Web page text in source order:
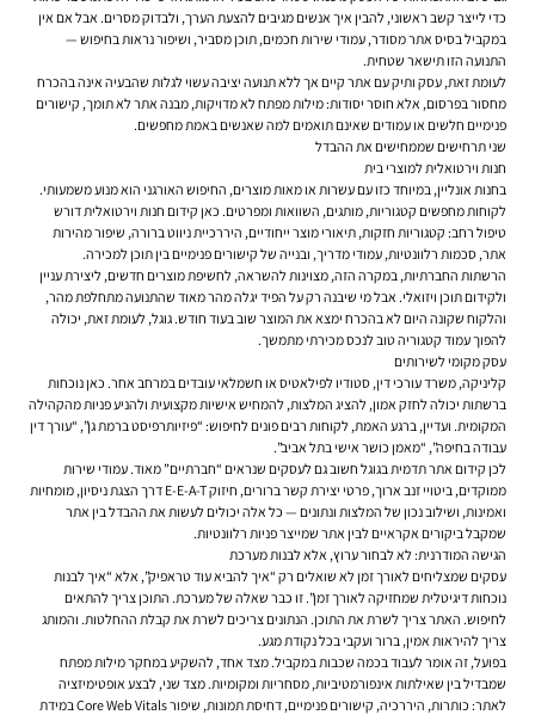
כדי לייצר קשב ראשוני, להבין איך אנשים מגיבים להצעת הערך, ולבדוק מסרים. אבל אם אין
במקביל בסיס אתר מסודר, עמודי שירות חכמים, תוכן מסביר, ושיפור נראות בחיפוש —
התנועה הזו תישאר שטחית.
לעומת זאת, עסק ותיק עם אתר קיים אך ללא תנועה יציבה עשוי לגלות שהבעיה אינה בהכרח
מחסור בפרסום, אלא חוסר יסודות: מילות מפתח לא מדויקות, מבנה אתר לא תומך, קישורים
פנימיים חלשים או עמודים שאינם תואמים למה שאנשים באמת מחפשים.
שני תרחישים שממחישים את ההבדל
חנות וירטואלית למוצרי בית
בחנות אונליין, במיוחד כזו עם עשרות או מאות מוצרים, החיפוש האורגני הוא מנוע משמעותי.
לקוחות מחפשים קטגוריות, מותגים, השוואות ומפרטים. כאן קידום חנות וירטואלית דורש
טיפול רחב: קטגוריות חזקות, תיאורי מוצר ייחודיים, היררכיית ניווט ברורה, שיפור מהירות
אתר, סכמות רלוונטיות, עמודי מדריך, ובנייה של קישורים פנימיים בין תוכן למכירה.
הרשתות החברתיות, במקרה הזה, מצוינות להשראה, לחשיפת מוצרים חדשים, ליצירת עניין
ולקידום תוכן ויזואלי. אבל מי שיבנה רק על הפיד יגלה מהר מאוד שהתנועה מתחלפת מהר,
והלקוח שקונה היום לא בהכרח ימצא את המוצר שוב בעוד חודש. גוגל, לעומת זאת, יכולה
להפוך עמוד קטגוריה טוב לנכס מכירתי מתמשך.
עסק מקומי לשירותים
קליניקה, משרד עורכי דין, סטודיו לפילאטיס או חשמלאי עובדים במרחב אחר. כאן נוכחות
ברשתות יכולה לחזק אמון, להציג המלצות, להמחיש אישיות מקצועית ולהניע פניות מהקהילה
המקומית. ועדיין, ברגע האמת, לקוחות רבים פונים לחיפוש: “פיזיותרפיסט ברמת גן”, “עורך דין
עבודה בחיפה”, “מאמן כושר אישי בתל אביב”.
לכן קידום אתר תדמית בגוגל חשוב גם לעסקים שנראים “חברתיים” מאוד. עמודי שירות
ממוקדים, ביטויי זנב ארוך, פרטי יצירת קשר ברורים, חיזוק E-E-A-T דרך הצגת ניסיון, מומחיות
ואמינות, ושילוב נכון של המלצות ונתונים — כל אלה יכולים לעשות את ההבדל בין אתר
שמקבל ביקורים אקראיים לבין אתר שמייצר פניות רלוונטיות.
הגישה המודרנית: לא לבחור ערוץ, אלא לבנות מערכת
עסקים שמצליחים לאורך זמן לא שואלים רק “איך להביא עוד טראפיק”, אלא “איך לבנות
נוכחות דיגיטלית שמחזיקה לאורך זמן”. זו כבר שאלה של מערכת. התוכן צריך להתאים
לחיפוש. האתר צריך לשרת את התוכן. הנתונים צריכים לשרת את קבלת ההחלטות. והמותג
צריך להיראות אמין, ברור ועקבי בכל נקודת מגע.
בפועל, זה אומר לעבוד בכמה שכבות במקביל. מצד אחד, להשקיע במחקר מילות מפתח
שמבדיל בין שאילתות אינפורמטיביות, מסחריות ומקומיות. מצד שני, לבצע אופטימיזציה
לאתר: כותרות, היררכיה, קישורים פנימיים, דחיסת תמונות, שיפור Core Web Vitals במידת